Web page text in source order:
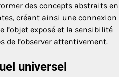
des concepts abstraits en
créant ainsi une connexion
l’objet exposé et la sensibilité
de l’observer attentivement.
universel